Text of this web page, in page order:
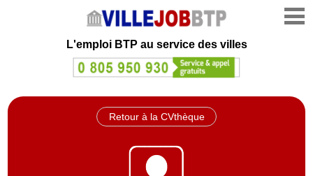
L'emploi BTP au service des villes
Retour à la CVthèque